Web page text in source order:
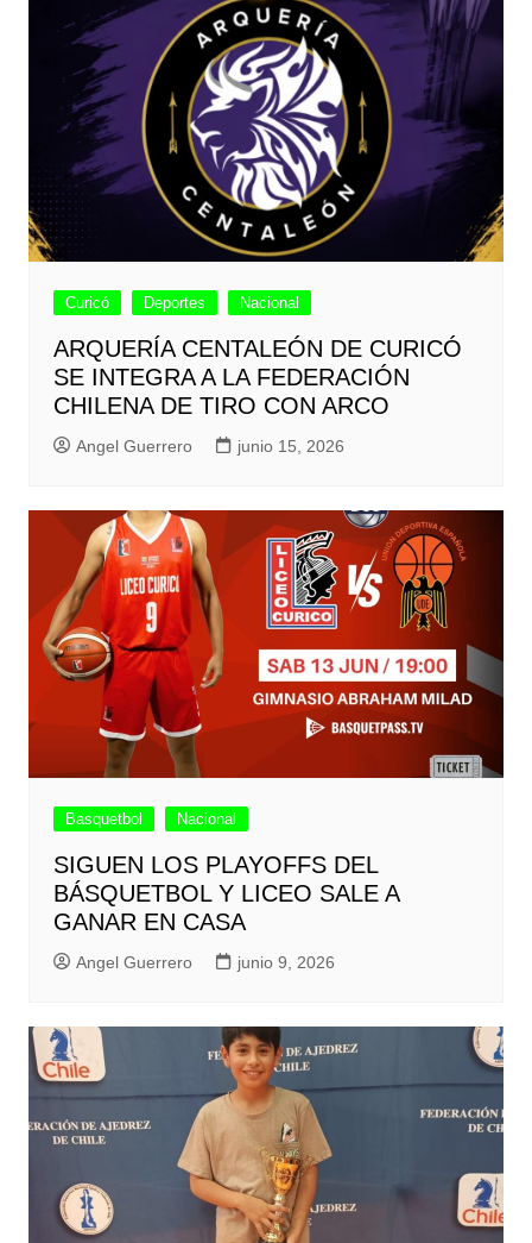
Curicó Deportes Nacional
ARQUERÍA CENTALEÓN DE CURICÓ
SE INTEGRA A LA FEDERACIÓN
CHILENA DE TIRO CON ARCO
Angel Guerrero junio 15, 2026
Basquetbol Nacional
SIGUEN LOS PLAYOFFS DEL
BÁSQUETBOL Y LICEO SALE A
GANAR EN CASA
Angel Guerrero junio 9, 2026